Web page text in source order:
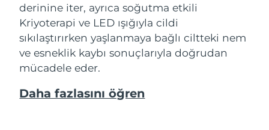
derinine iter, ayrıca soğutma etkili
Kriyoterapi ve LED ışığıyla cildi
sıkılaştırırken yaşlanmaya bağlı ciltteki nem
ve esneklik kaybı sonuçlarıyla doğrudan
mücadele eder.
Daha fazlasını öğren